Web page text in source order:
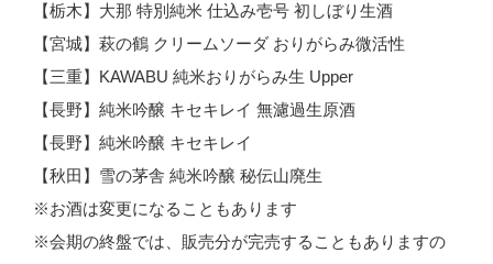
【栃木】大那 特別純米 仕込み壱号 初しぼり生酒
【宮城】萩の鶴 クリームソーダ おりがらみ微活性
【三重】KAWABU 純米おりがらみ生 Upper
【長野】純米吟醸 キセキレイ 無濾過生原酒
【長野】純米吟醸 キセキレイ
【秋田】雪の茅舎 純米吟醸 秘伝山廃生
※お酒は変更になることもあります
※会期の終盤では、販売分が完売することもありますの